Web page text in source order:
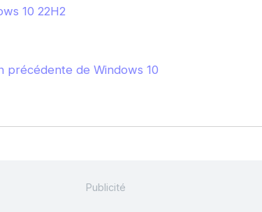
10 22H2
précédente de Windows 10